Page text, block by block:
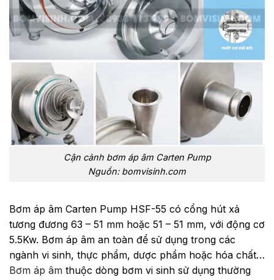
Cận cảnh bơm áp âm Carten Pump
Nguồn: bomvisinh.com
Bơm áp âm Carten Pump HSF-55 có cổng hút xả
tương đương 63 – 51 mm hoặc 51 – 51 mm, với động cơ
5.5Kw. Bơm áp âm an toàn để sử dụng trong các
ngành vi sinh, thực phẩm, dược phẩm hoặc hóa chất…
Bơm áp âm thuộc dòng bơm vi sinh sử dụng thường